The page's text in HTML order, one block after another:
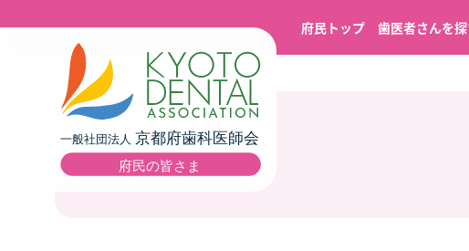
府民トップ 歯医者さんを